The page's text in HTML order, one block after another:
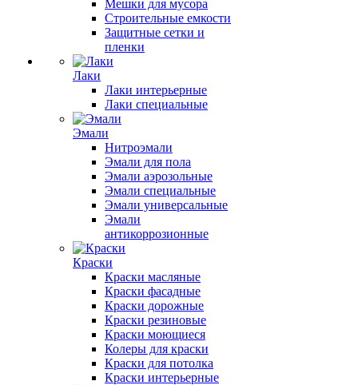
Мешки для мусора
Строительные емкости
Защитные сетки и
пленки
Лаки
Лаки интерьерные
Лаки специальные
Эмали
Нитроэмали
Эмали для пола
Эмали аэрозольные
Эмали специальные
Эмали универсальные
Эмали
антикоррозионные
Краски
Краски масляные
Краски фасадные
Краски дорожные
Краски резиновые
Краски моющиеся
Колеры для краски
Краски для потолка
Краски интерьерные